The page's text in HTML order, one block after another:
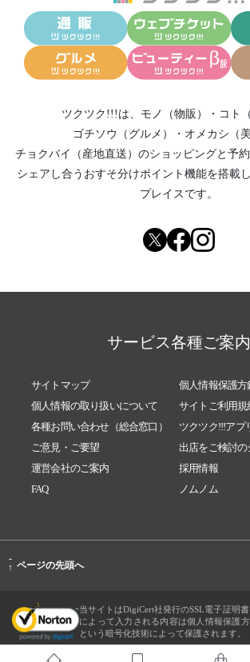
ツクツク!!!は、 モノ（物販） ・ コト
ゴチソウ（グルメ）
・ オメカシ（美
チョクバイ（産地直送） のショッピングと予約
シェアし合う おすそ分けポイント機能を搭載
プレイスです。
サービス各種ご案内
サイトマップ
個人情報保護方
個人情報の取り扱いについて
サイトご利用規
各種お問い合わせ（総合窓口）
ツクツク!!!アプ
ご意見・ご要望
出店をご検討の
運営会社のご案内
採用情報
FAQ
ノムノム
-
↑ ページの先頭へ
当サイトはDigiCert社発行のSSL電子証明
によって入力される内容は個人情報保護
という暗号化技術によって保護されます。